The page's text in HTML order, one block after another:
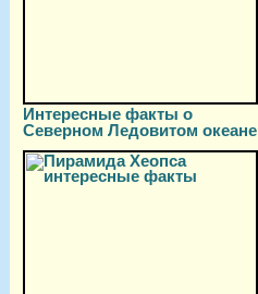
Интересные факты о
Северном Ледовитом океане